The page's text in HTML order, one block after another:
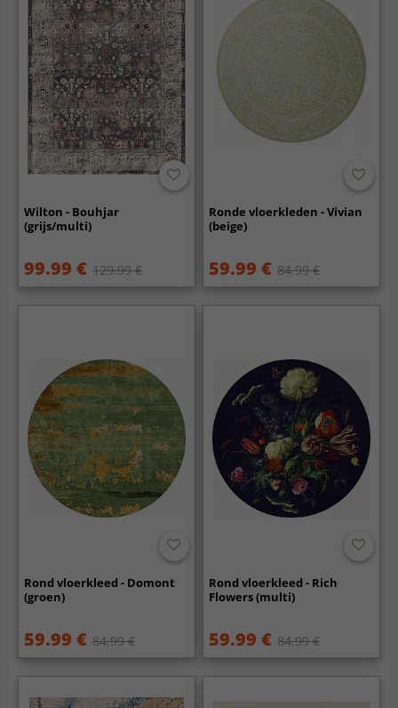
Wilton - Bouhjar
(grijs/multi)
99.99 € 129.99 €
Ronde vloerkleden - Vivian
(beige)
59.99 € 84.99 €
Rond vloerkleed - Domont
(groen)
59.99 € 84.99 €
Rond vloerkleed - Rich
Flowers (multi)
59.99 € 84.99 €